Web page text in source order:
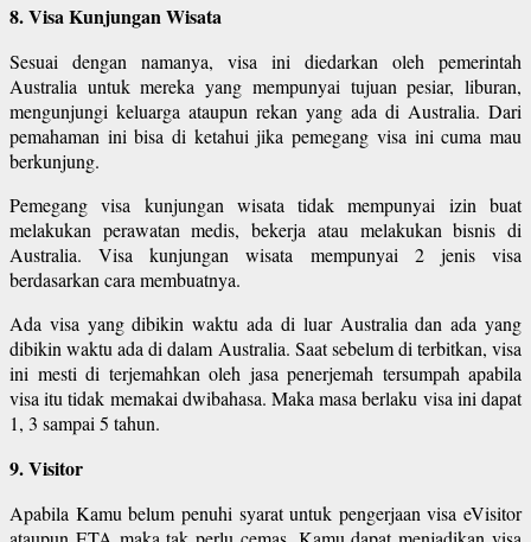
8. Visa Kunjungan Wisata
Sesuai dengan namanya, visa ini diedarkan oleh pemerintah
Australia untuk mereka yang mempunyai tujuan pesiar, liburan,
mengunjungi keluarga ataupun rekan yang ada di Australia. Dari
pemahaman ini bisa di ketahui jika pemegang visa ini cuma mau
berkunjung.
Pemegang visa kunjungan wisata tidak mempunyai izin buat
melakukan perawatan medis, bekerja atau melakukan bisnis di
Australia. Visa kunjungan wisata mempunyai 2 jenis visa
berdasarkan cara membuatnya.
Ada visa yang dibikin waktu ada di luar Australia dan ada yang
dibikin waktu ada di dalam Australia. Saat sebelum di terbitkan, visa
ini mesti di terjemahkan oleh jasa penerjemah tersumpah apabila
visa itu tidak memakai dwibahasa. Maka masa berlaku visa ini dapat
1, 3 sampai 5 tahun.
9. Visitor
Apabila Kamu belum penuhi syarat untuk pengerjaan visa eVisitor